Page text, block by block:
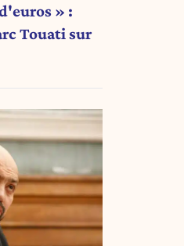
» :
Touati sur